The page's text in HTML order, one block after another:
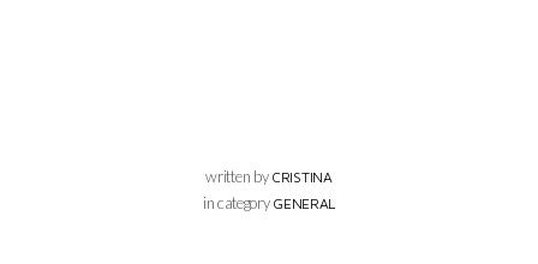
written by CRISTINA
in category GENERAL